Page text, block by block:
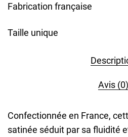
Fabrication française
Taille unique
Avis (0)
Confectionnée en France,
satinée séduit par sa fluidité